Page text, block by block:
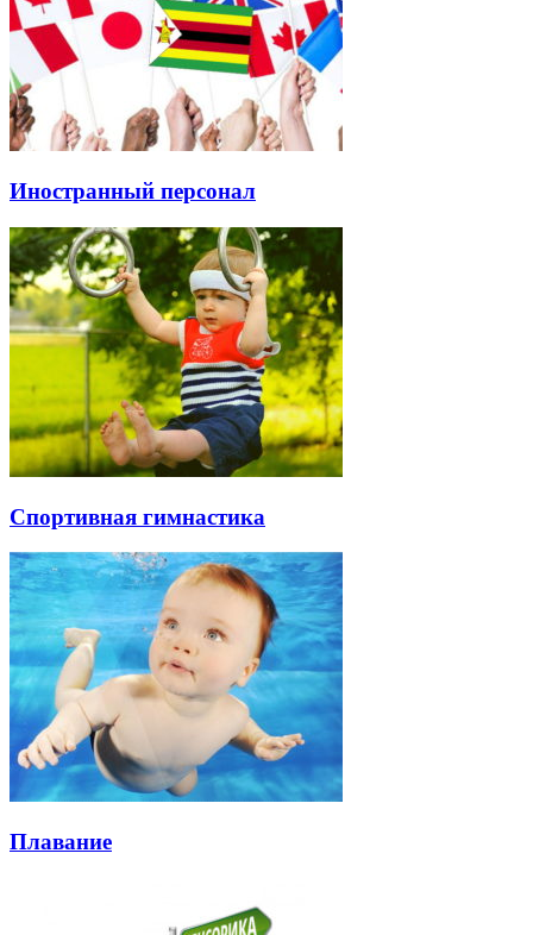
Иностранный персонал
Спортивная гимнастика
Плавание